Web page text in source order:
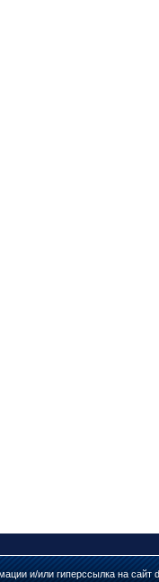
и/или гиперссылка на сайт